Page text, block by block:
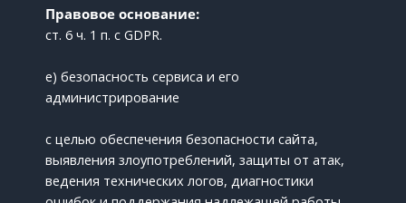
Правовое основание:
ст. 6 ч. 1 п. c GDPR.
e) безопасность сервиса и его
администрирование
с целью обеспечения безопасности сайта,
выявления злоупотреблений, защиты от атак,
ведения технических логов, диагностики